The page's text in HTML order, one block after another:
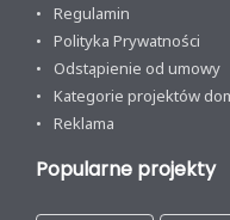
Regulamin
Polityka Prywatności
Odstąpienie od umowy
Kategorie projektów
Reklama
Popularne projekty